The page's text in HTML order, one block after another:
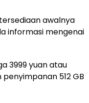
awalnya
informasi mengenai
3999 yuan atau
512 GB